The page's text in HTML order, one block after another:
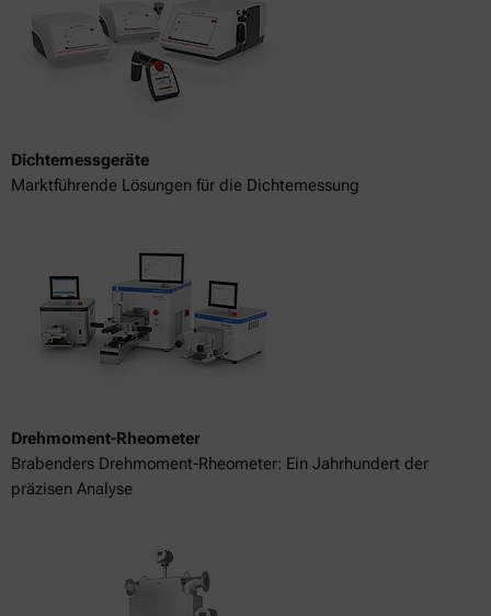
Dichtemessgeräte
Marktführende Lösungen für die Dichtemessung
Drehmoment-Rheometer
Brabenders Drehmoment-Rheometer: Ein Jahrhundert der
präzisen Analyse